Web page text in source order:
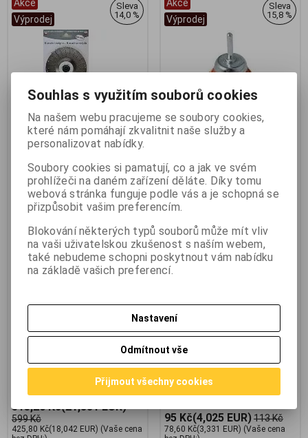
Akce
Výprodej
Sleva
14,0 %
Roto Kruna rotační rašple 115
Výrobce:Roto Kruna
Katalogové číslo: m_ROTO11525
Záruka (měsíců):24
Termín dodání (dny):skladem
Hmotnost:0,12 kg
EAN:3859891745036
Roto Kruna rotační rašple 115
mm R-2.5/115-Z. Roto Kruna
Rotační rašple 115x22,2mm
2,5mm. Rotační rašple - inovativní
výrobek je univerzální nástroj pro
obrábění dřeva, plastu, gumy,
pryskyřice a jiných "měkkých"
materiálů. *obal má 20x13x2cm*
515,20 Kč(21,831 EUR)
599 Kč
425,80 Kč(18,042 EUR) (Vaše cena
Akce
Výprodej
Sleva
15,8 %
Výrobce:Magg
Katalogové číslo: m_BL97375
Záruka (měsíců):24
Termín dodání (dny):
Hmotnost:0,5 kg
EAN: 8591715200608
Magg BL97375 75 mm Kartáč
hrnkový nylonový stopka . Magg
Kartáč hrnkový 75, nylonový,
stopka. Kartáč hrnkový 75,
95 Kč(4,025 EUR)113 Kč
78,60 Kč(3,331 EUR) (Vaše cena
Souhlas s využitím souborů cookies
Na našem webu pracujeme se soubory cookies,
které nám pomáhají zkvalitnit naše služby a
personalizovat nabídky.
Soubory cookies si pamatují, co a jak ve svém
prohlížeči na daném zařízení děláte. Díky tomu
webová stránka funguje podle vás a je schopná se
přizpůsobit vašim preferencím.
Blokování některých typů souborů může mít vliv
na vaši uživatelskou zkušenost s naším webem,
také nebudeme schopni poskytnout vám nabídku
na základě vašich preferencí.
Nastavení
Odmítnout vše
Přijmout všechny cookies